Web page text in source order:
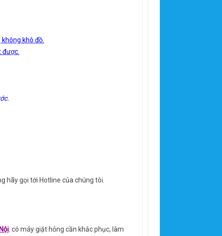
khô đồ.
hãy gọi tới Hotline của chúng tôi.
. có máy giặt hỏng cần khắc phục, làm